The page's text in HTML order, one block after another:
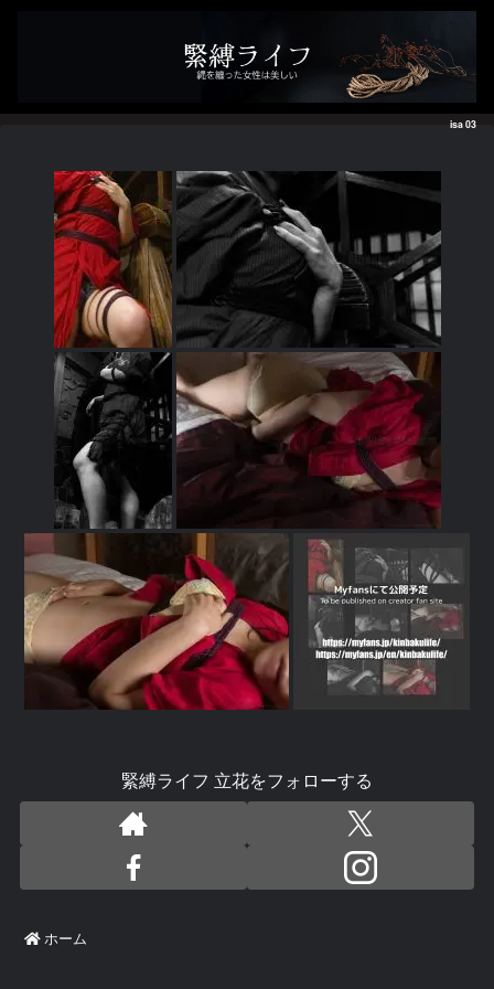
isa 03
緊縛ライフ 立花をフォローする
ホーム